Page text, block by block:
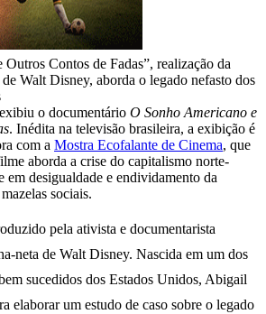
Contos de Fadas”, realização da
Walt Disney, aborda o legado nefasto dos
exibiu o documentário O Sonho Americano e
. Inédita na televisão brasileira, a exibição é
com a Mostra Ecofalante de Cinema, que
aborda a crise do capitalismo norte-
em desigualdade e endividamento da
sociais.
pela ativista e documentarista
neta de Walt Disney. Nascida em um dos
sucedidos dos Estados Unidos, Abigail
elaborar um estudo de caso sobre o legado